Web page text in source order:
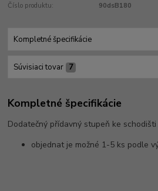
Číslo produktu: 90dsB180
Kompletné špecifikácie
Súvisiaci tovar 7
Kompletné špecifikácie
Dodatečný přídavný stupeň ke schodišti
objednat je možné 1-5 ks podle